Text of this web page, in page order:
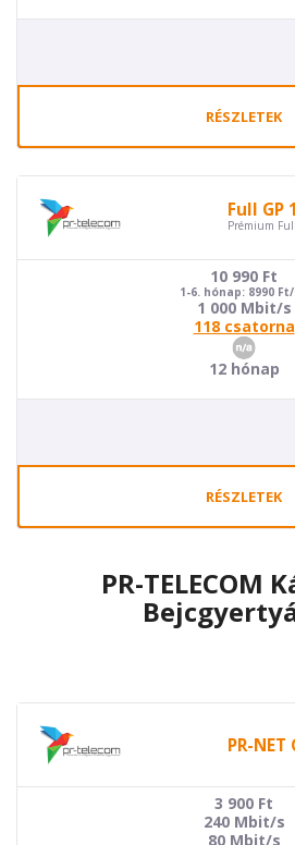
RÉSZLETEK
Full GP
Prémium
10 990 Ft
1-6. hónap: 8990
1 000 Mbit/s
118 csatorna
12 hónap
RÉSZLETEK
PR-TELECOM
PR-NET
3 900 Ft
240 Mbit/s
80 Mbit/s